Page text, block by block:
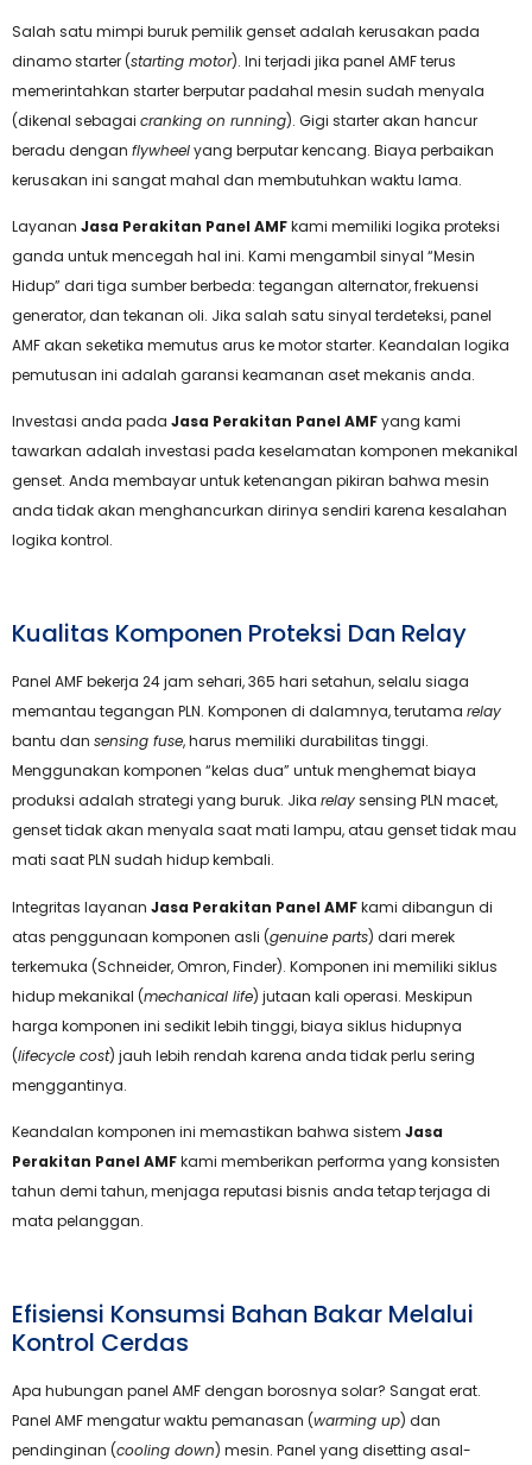
Salah satu mimpi buruk pemilik genset adalah kerusakan pada
dinamo starter (starting motor). Ini terjadi jika panel AMF terus
memerintahkan starter berputar padahal mesin sudah menyala
(dikenal sebagai cranking on running). Gigi starter akan hancur
beradu dengan flywheelyang berputar kencang. Biaya perbaikan
kerusakan ini sangat mahal dan membutuhkan waktu lama.
Layanan Jasa Perakitan Panel AMFkami memiliki logika proteksi
ganda untuk mencegah hal ini. Kami mengambil sinyal “Mesin
Hidup” dari tiga sumber berbeda: tegangan alternator, frekuensi
generator, dan tekanan oli. Jika salah satu sinyal terdeteksi, panel
AMF akan seketika memutus arus ke motor starter. Keandalan logika
pemutusan ini adalah garansi keamanan aset mekanis anda.
Investasi anda pada Jasa Perakitan Panel AMFyang kami
tawarkan adalah investasi pada keselamatan komponen mekanikal
genset. Anda membayar untuk ketenangan pikiran bahwa mesin
anda tidak akan menghancurkan dirinya sendiri karena kesalahan
logika kontrol.
Kualitas Komponen Proteksi Dan Relay
Panel AMF bekerja 24 jam sehari, 365 hari setahun, selalu siaga
memantau tegangan PLN. Komponen di dalamnya, terutama relay
bantu dan sensing fuse, harus memiliki durabilitas tinggi.
Menggunakan komponen “kelas dua” untuk menghemat biaya
produksi adalah strategi yang buruk. Jika relaysensing PLN macet,
genset tidak akan menyala saat mati lampu, atau genset tidak mau
mati saat PLN sudah hidup kembali.
Integritas layanan Jasa Perakitan Panel AMFkami dibangun di
atas penggunaan komponen asli (genuine parts) dari merek
terkemuka (Schneider, Omron, Finder). Komponen ini memiliki siklus
hidup mekanikal (mechanical life) jutaan kali operasi. Meskipun
harga komponen ini sedikit lebih tinggi, biaya siklus hidupnya
(lifecycle cost) jauh lebih rendah karena anda tidak perlu sering
menggantinya.
Keandalan komponen ini memastikan bahwa sistem Jasa
Perakitan Panel AMFkami memberikan performa yang konsisten
tahun demi tahun, menjaga reputasi bisnis anda tetap terjaga di
mata pelanggan.
Efisiensi Konsumsi Bahan Bakar Melalui
Kontrol Cerdas
Apa hubungan panel AMF dengan borosnya solar? Sangat erat.
Panel AMF mengatur waktu pemanasan (warming up) dan
pendinginan (cooling down) mesin. Panel yang disetting asal-